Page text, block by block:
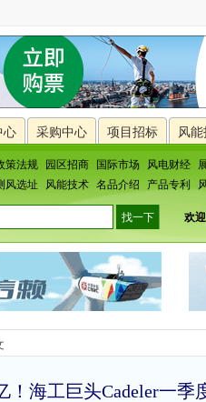
心 采购中心 项目招标 风
策法规 园区招商 国际市场 风电财经
风选址 风能技术 名品介绍 产品专利
欢
！海工巨头Cadeler一季